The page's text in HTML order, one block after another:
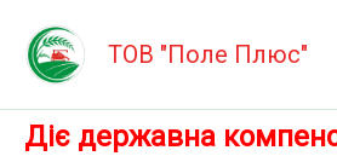
вмісту
ТОВ "Поле Плюс"
Діє державна